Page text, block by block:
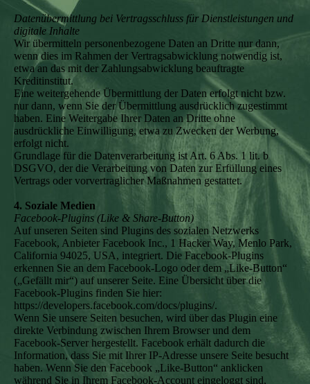
Datenübermittlung bei Vertragsschluss für Dienstleistungen und
digitale Inhalte
Wir übermitteln personenbezogene Daten an Dritte nur dann,
wenn dies im Rahmen der Vertragsabwicklung notwendig ist,
etwa an das mit der Zahlungsabwicklung beauftragte
Kreditinstitut.
Eine weitergehende Übermittlung der Daten erfolgt nicht bzw.
nur dann, wenn Sie der Übermittlung ausdrücklich zugestimmt
haben. Eine Weitergabe Ihrer Daten an Dritte ohne
ausdrückliche Einwilligung, etwa zu Zwecken der Werbung,
erfolgt nicht.
Grundlage für die Datenverarbeitung ist Art. 6 Abs. 1 lit. b
DSGVO, der die Verarbeitung von Daten zur Erfüllung eines
Vertrags oder vorvertraglicher Maßnahmen gestattet.
4. Soziale Medien
Facebook-Plugins (Like & Share-Button)
Auf unseren Seiten sind Plugins des sozialen Netzwerks
Facebook, Anbieter Facebook Inc., 1 Hacker Way, Menlo Park,
California 94025, USA, integriert. Die Facebook-Plugins
erkennen Sie an dem Facebook-Logo oder dem „Like-Button“
(„Gefällt mir“) auf unserer Seite. Eine Übersicht über die
Facebook-Plugins finden Sie hier:
https://developers.facebook.com/docs/plugins/.
Wenn Sie unsere Seiten besuchen, wird über das Plugin eine
direkte Verbindung zwischen Ihrem Browser und dem
Facebook-Server hergestellt. Facebook erhält dadurch die
Information, dass Sie mit Ihrer IP-Adresse unsere Seite besucht
haben. Wenn Sie den Facebook „Like-Button“ anklicken
während Sie in Ihrem Facebook-Account eingeloggt sind,